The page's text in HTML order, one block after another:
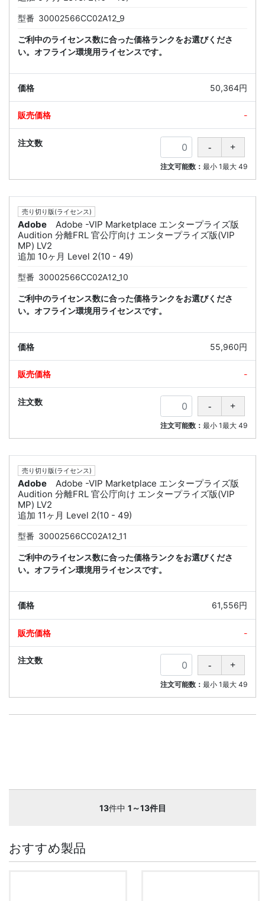
型番 30002566CC02A12_9
ご利中のライセンス数に合った価格ランクをお選びくださ
い。オフライン環境用ライセンスです。
50,364円
-
注文可能数： 最小 1最大 49
売り切り版(ライセンス)
Adobe
Adobe -VIP Marketplace エンタープライズ版
Audition 分離FRL 官公庁向け エンタープライズ版(VIP
MP) LV2
追加 10ヶ月 Level 2(10 - 49)
型番 30002566CC02A12_10
ご利中のライセンス数に合った価格ランクをお選びくださ
い。オフライン環境用ライセンスです。
55,960円
-
注文可能数： 最小 1最大 49
売り切り版(ライセンス)
Adobe
Adobe -VIP Marketplace エンタープライズ版
Audition 分離FRL 官公庁向け エンタープライズ版(VIP
MP) LV2
追加 11ヶ月 Level 2(10 - 49)
型番 30002566CC02A12_11
ご利中のライセンス数に合った価格ランクをお選びくださ
い。オフライン環境用ライセンスです。
61,556円
-
注文可能数： 最小 1最大 49
13件中 1～13件目
おすすめ製品